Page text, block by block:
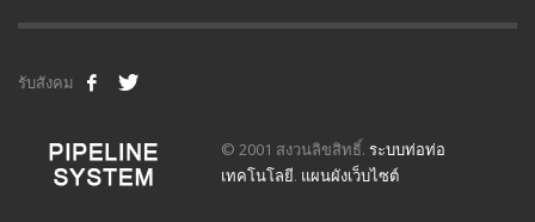
รับสังคม
© 2001 สงวนลิขสิทธิ์. ระบบท่อท่อ
เทคโนโลยี. แผนผังเว็บไซต์